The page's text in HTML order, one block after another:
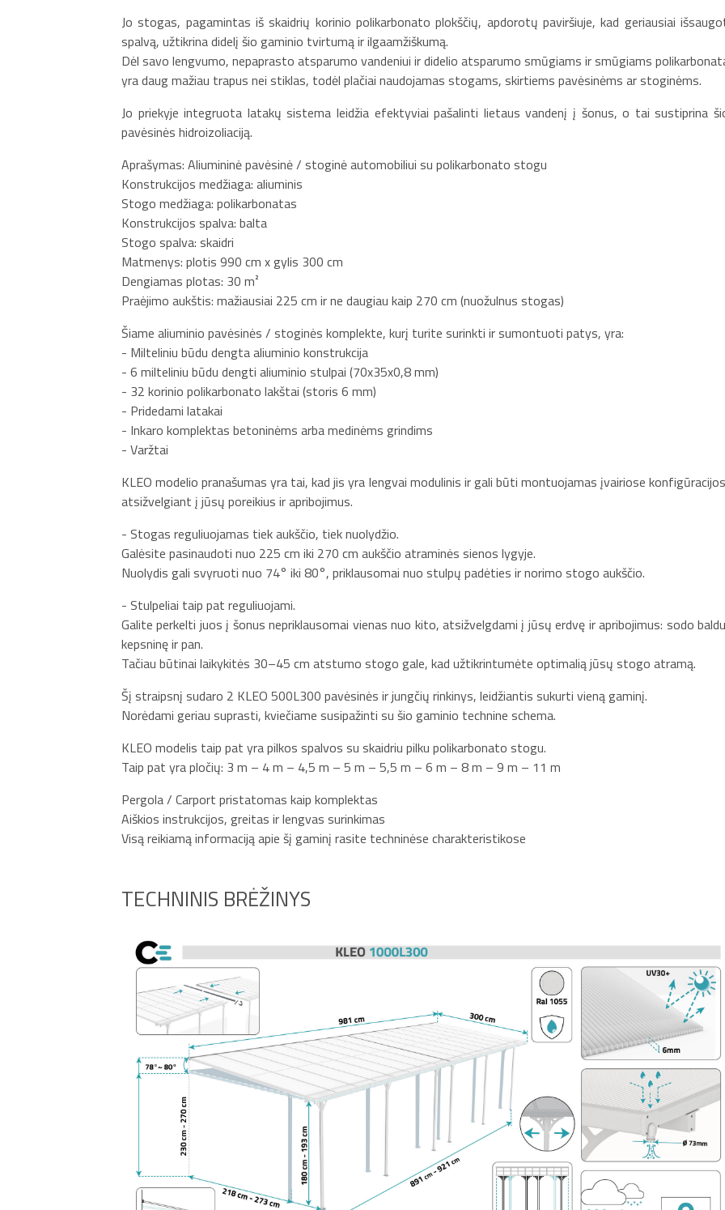
Jo stogas, pagamintas iš skaidrių korinio polikarbonato plokščių, apdorotų paviršiuje, kad geriausiai
spalvą, užtikrina didelį šio gaminio tvirtumą ir ilgaamžiškumą.
Dėl savo lengvumo, nepaprasto atsparumo vandeniui ir didelio atsparumo smūgiams ir smūgiams
yra daug mažiau trapus nei stiklas, todėl plačiai naudojamas stogams, skirtiems pavėsinėms ar stoginėms.
Jo priekyje integruota latakų sistema leidžia efektyviai pašalinti lietaus vandenį į šonus, o tai sustiprina
pavėsinės hidroizoliaciją.
Aprašymas: Aliumininė pavėsinė / stoginė automobiliui su polikarbonato stogu
Konstrukcijos medžiaga: aliuminis
Stogo medžiaga: polikarbonatas
Konstrukcijos spalva: balta
Stogo spalva: skaidri
Matmenys: plotis 990 cm x gylis 300 cm
Dengiamas plotas: 30 m²
Praėjimo aukštis: mažiausiai 225 cm ir ne daugiau kaip 270 cm (nuožulnus stogas)
Šiame aliuminio pavėsinės / stoginės komplekte, kurį turite surinkti ir sumontuoti patys, yra:
- Milteliniu būdu dengta aliuminio konstrukcija
- 6 milteliniu būdu dengti aliuminio stulpai (70x35x0,8 mm)
- 32 korinio polikarbonato lakštai (storis 6 mm)
- Pridedami latakai
- Inkaro komplektas betoninėms arba medinėms grindims
- Varžtai
KLEO modelio pranašumas yra tai, kad jis yra lengvai modulinis ir gali būti montuojamas įvairiose
atsižvelgiant į jūsų poreikius ir apribojimus.
- Stogas reguliuojamas tiek aukščio, tiek nuolydžio.
Galėsite pasinaudoti nuo 225 cm iki 270 cm aukščio atraminės sienos lygyje.
Nuolydis gali svyruoti nuo 74° iki 80°, priklausomai nuo stulpų padėties ir norimo stogo aukščio.
- Stulpeliai taip pat reguliuojami.
Galite perkelti juos į šonus nepriklausomai vienas nuo kito, atsižvelgdami į jūsų erdvę ir apribojimus: sodo
kepsninę ir pan.
Tačiau būtinai laikykitės 30–45 cm atstumo stogo gale, kad užtikrintumėte optimalią jūsų stogo atramą.
Šį straipsnį sudaro 2 KLEO 500L300 pavėsinės ir jungčių rinkinys, leidžiantis sukurti vieną gaminį.
Norėdami geriau suprasti, kviečiame susipažinti su šio gaminio technine schema.
KLEO modelis taip pat yra pilkos spalvos su skaidriu pilku polikarbonato stogu.
Taip pat yra pločių: 3 m – 4 m – 4,5 m – 5 m – 5,5 m – 6 m – 8 m – 9 m – 11 m
Pergola / Carport pristatomas kaip komplektas
Aiškios instrukcijos, greitas ir lengvas surinkimas
Visą reikiamą informaciją apie šį gaminį rasite techninėse charakteristikose
TECHNINIS BRĖŽINYS